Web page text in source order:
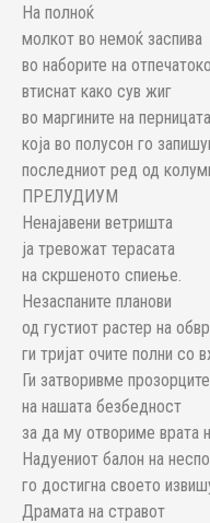
На полноќ
молкот во немоќ заспива
во наборите на
втиснат како сув жиг
во маргините на перницата
која во полусон го
последниот ред од
ПРЕЛУДИУМ
Ненајавени ветришта
ја тревожат терасата
на скршеното спиење.
Незаспаните планови
од густиот растер на
ги тријат очите полни со
Ги затворивме прозорците
на нашата безбедност
за да му отвориме врата
Надуениот балон на
го достигна своето
Драмата на стравот